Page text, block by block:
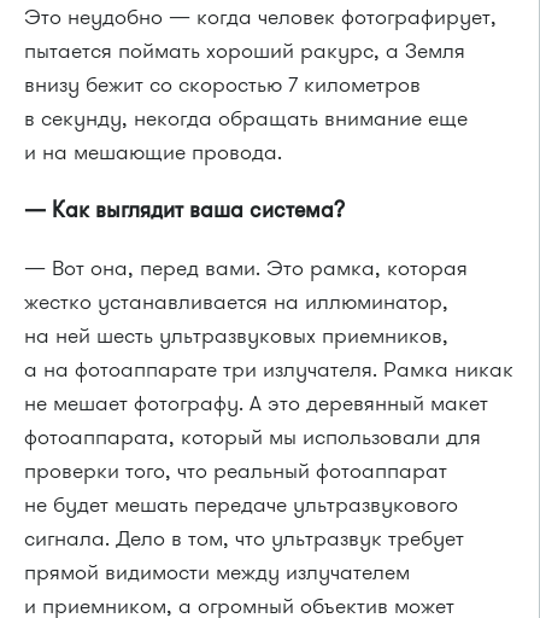
Это неудобно — когда человек фотографирует,
пытается поймать хороший ракурс, а Земля
внизу бежит со скоростью 7 километров
в секунду, некогда обращать внимание еще
и на мешающие провода.
— Как выглядит ваша система?
— Вот она, перед вами. Это рамка, которая
жестко устанавливается на иллюминатор,
на ней шесть ультразвуковых приемников,
а на фотоаппарате три излучателя. Рамка никак
не мешает фотографу. А это деревянный макет
фотоаппарата, который мы использовали для
проверки того, что реальный фотоаппарат
не будет мешать передаче ультразвукового
сигнала. Дело в том, что ультразвук требует
прямой видимости между излучателем
и приемником, а огромный объектив может